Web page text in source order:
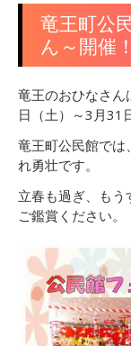
竜王町公
ん～開催
竜王のおひなさ
日（土）～3月31
竜王町公民館では
れ勇壮です。
立春も過ぎ、も
ご鑑賞ください。